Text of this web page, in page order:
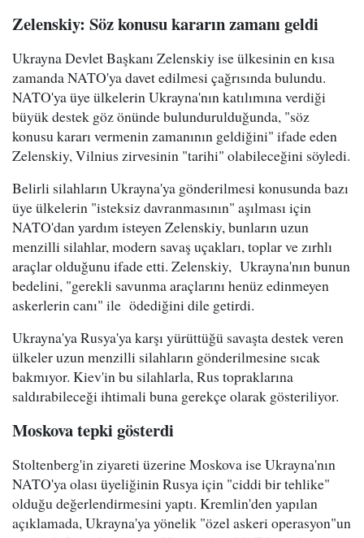
Zelenskiy: Söz konusu kararın zamanı geldi
Ukrayna Devlet Başkanı Zelenskiy ise ülkesinin en kısa
zamanda NATO'ya davet edilmesi çağrısında bulundu.
NATO'ya üye ülkelerin Ukrayna'nın katılımına verdiği
büyük destek göz önünde bulundurulduğunda, "söz
konusu kararı vermenin zamanının geldiğini" ifade eden
Zelenskiy, Vilnius zirvesinin "tarihi" olabileceğini söyledi.
Belirli silahların Ukrayna'ya gönderilmesi konusunda bazı
üye ülkelerin "isteksiz davranmasının" aşılması için
NATO'dan yardım isteyen Zelenskiy, bunların uzun
menzilli silahlar, modern savaş uçakları, toplar ve zırhlı
araçlar olduğunu ifade etti. Zelenskiy, Ukrayna'nın bunun
bedelini, "gerekli savunma araçlarını henüz edinmeyen
askerlerin canı" ile ödediğini dile getirdi.
Ukrayna'ya Rusya'ya karşı yürüttüğü savaşta destek veren
ülkeler uzun menzilli silahların gönderilmesine sıcak
bakmıyor. Kiev'in bu silahlarla, Rus topraklarına
saldırabileceği ihtimali buna gerekçe olarak gösteriliyor.
Moskova tepki gösterdi
Stoltenberg'in ziyareti üzerine Moskova ise Ukrayna'nın
NATO'ya olası üyeliğinin Rusya için "ciddi bir tehlike"
olduğu değerlendirmesini yaptı. Kremlin'den yapılan
açıklamada, Ukrayna'ya yönelik "özel askeri operasyon"un